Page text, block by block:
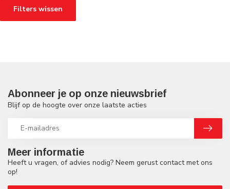
Filters wissen
Meer informatie
Heeft u vragen, of advies nodig? Neem gerust contact met ons
op!
Abonneer je op onze nieuwsbrief
Blijf op de hoogte over onze laatste acties